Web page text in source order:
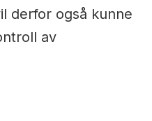
derfor også kunne
av